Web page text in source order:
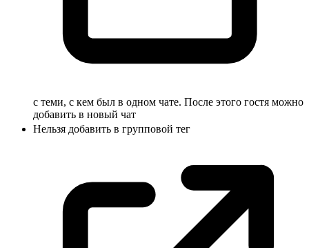
с теми, с кем был в одном чате. После этого гостя можно
добавить в новый чат
Нельзя добавить в групповой тег